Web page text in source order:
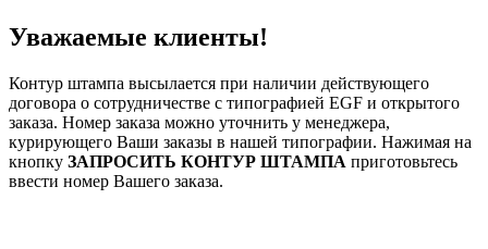
Уважаемые клиенты!
Контур штампа высылается при наличии действующего
договора о сотрудничестве с типографией EGF и открытого
заказа. Номер заказа можно уточнить у менеджера,
курирующего Ваши заказы в нашей типографии. Нажимая на
кнопку ЗАПРОСИТЬ КОНТУР ШТАМПА приготовьтесь
ввести номер Вашего заказа.